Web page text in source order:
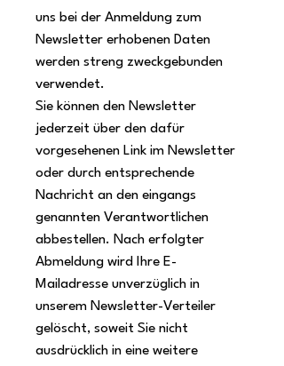
uns bei der Anmeldung zum
Newsletter erhobenen Daten
werden streng zweckgebunden
verwendet.
Sie können den Newsletter
jederzeit über den dafür
vorgesehenen Link im Newsletter
oder durch entsprechende
Nachricht an den eingangs
genannten Verantwortlichen
abbestellen. Nach erfolgter
Abmeldung wird Ihre E-
Mailadresse unverzüglich in
unserem Newsletter-Verteiler
gelöscht, soweit Sie nicht
ausdrücklich in eine weitere